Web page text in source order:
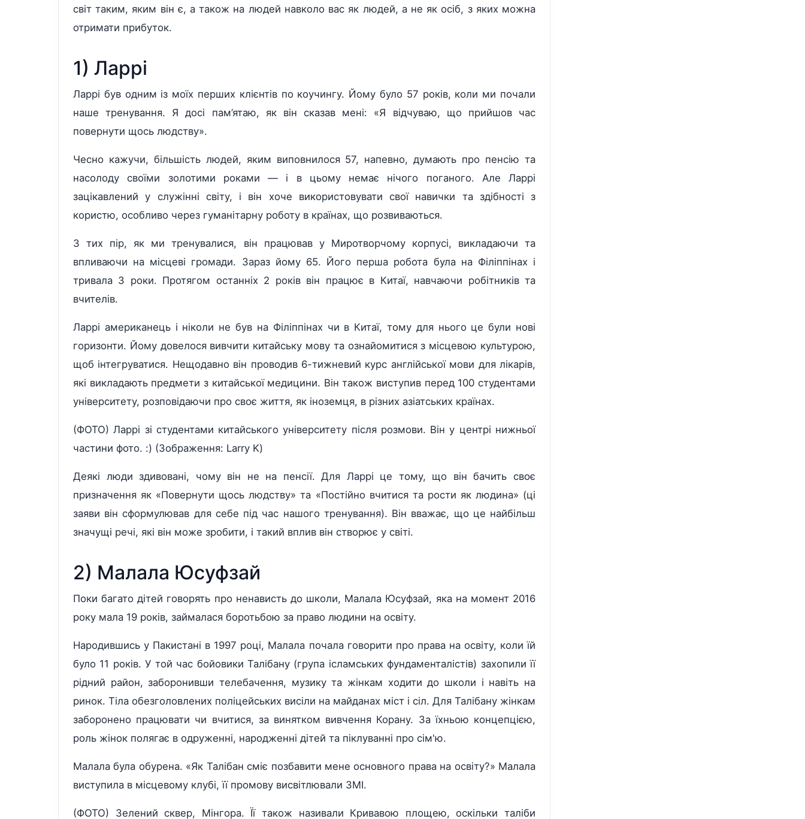
світ таким, яким він є, а також на людей навколо вас як людей, а не як осіб, з яких можна
отримати прибуток.
1) Ларрі
Ларрі був одним із моїх перших клієнтів по коучингу. Йому було 57 років, коли ми почали
наше тренування. Я досі пам’ятаю, як він сказав мені: «Я відчуваю, що прийшов час
повернути щось людству».
Чесно кажучи, більшість людей, яким виповнилося 57, напевно, думають про пенсію та
насолоду своїми золотими роками — і в цьому немає нічого поганого. Але Ларрі
зацікавлений у служінні світу, і він хоче використовувати свої навички та здібності з
користю, особливо через гуманітарну роботу в країнах, що розвиваються.
З тих пір, як ми тренувалися, він працював у Миротворчому корпусі, викладаючи та
впливаючи на місцеві громади. Зараз йому 65. Його перша робота була на Філіппінах і
тривала 3 роки. Протягом останніх 2 років він працює в Китаї, навчаючи робітників та
вчителів.
Ларрі американець і ніколи не був на Філіппінах чи в Китаї, тому для нього це були нові
горизонти. Йому довелося вивчити китайську мову та ознайомитися з місцевою культурою,
щоб інтегруватися. Нещодавно він проводив 6-тижневий курс англійської мови для лікарів,
які викладають предмети з китайської медицини. Він також виступив перед 100 студентами
університету, розповідаючи про своє життя, як іноземця, в різних азіатських країнах.
(ФОТО) Ларрі зі студентами китайського університету після розмови. Він у центрі нижньої
частини фото. :) (Зображення: Larry K)
Деякі люди здивовані, чому він не на пенсії. Для Ларрі це тому, що він бачить своє
призначення як «Повернути щось людству» та «Постійно вчитися та рости як людина» (ці
заяви він сформулював для себе під час нашого тренування). Він вважає, що це найбільш
значущі речі, які він може зробити, і такий вплив він створює у світі.
2) Малала Юсуфзай
Поки багато дітей говорять про ненависть до школи, Малала Юсуфзай, яка на момент 2016
року мала 19 років, займалася боротьбою за право людини на освіту.
Народившись у Пакистані в 1997 році, Малала почала говорити про права на освіту, коли їй
було 11 років. У той час бойовики Талібану (група ісламських фундаменталістів) захопили її
рідний район, заборонивши телебачення, музику та жінкам ходити до школи і навіть на
ринок. Тіла обезголовлених поліцейських висіли на майданах міст і сіл. Для Талібану жінкам
заборонено працювати чи вчитися, за винятком вивчення Корану. За їхньою концепцією,
роль жінок полягає в одруженні, народженні дітей та піклуванні про сім'ю.
Малала була обурена. «Як Талібан сміє позбавити мене основного права на освіту?» Малала
виступила в місцевому клубі, її промову висвітлювали ЗМІ.
(ФОТО) Зелений сквер, Мінгора. Її також називали Кривавою площею, оскільки таліби